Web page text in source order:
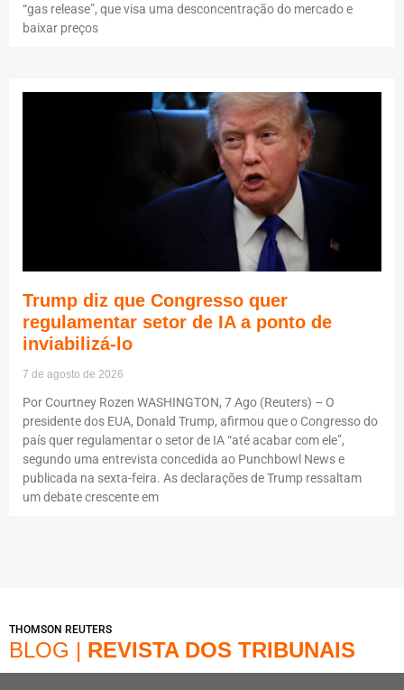
“gas release”, que visa uma desconcentração do mercado e
baixar preços
Trump diz que Congresso quer
regulamentar setor de IA a ponto de
inviabilizá-lo
7 de agosto de 2026
Por Courtney Rozen WASHINGTON, 7 Ago (Reuters) – O
presidente dos EUA, Donald Trump, afirmou que o Congresso do
país quer regulamentar o setor de IA “até acabar com ele”,
segundo uma entrevista concedida ao Punchbowl News e
publicada na sexta-feira. As declarações de Trump ressaltam
um debate crescente em
THOMSON REUTERS
BLOG | REVISTA DOS TRIBUNAIS